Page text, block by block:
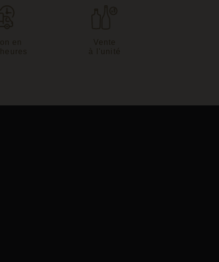
en
Vente
à l'unité